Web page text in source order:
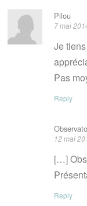
Pilou
7 mai
Je
Pas
Reply
12 mai
[…]
Reply